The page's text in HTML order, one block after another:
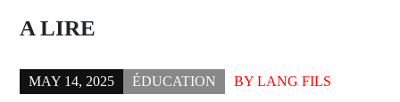
A LIRE
MAY 14, 2025 ÉDUCATION BY LANG FILS